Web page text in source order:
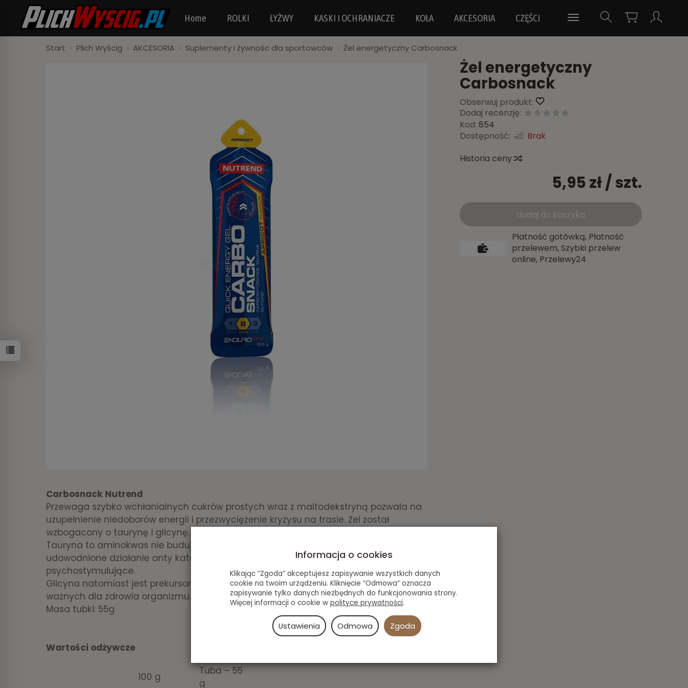
Home ROLKI ŁYŻWY KASKI I OCHRANIACZE KOŁA AKCESORIA CZĘŚCI
Start Plich Wyścig AKCESORIA Suplementy i żywnośc dla sportowców Żel energetyczny Carbosnack
Żel energetyczny
Carbosnack
Obserwuj produkt:
Dodaj recenzję:
Kod: 854
Dostępność:
Brak
Historia ceny
5,95 zł/ szt.
dodaj do koszyka
Płatność gotówką, Płatność
przelewem, Szybki przelew
online, Przelewy24
Carbosnack Nutrend
Przewaga szybko wchłanialnych cukrów prostych wraz z maltodekstryną pozwala na
uzupełnienie niedoborów energii i przezwyciężenie kryzysu na trasie. Żel został
wzbogacony o taurynę i glicynę.
Tauryna to aminokwas nie budujący mięśni choć nie mniej ważny. Posiada
udowodnione działanie anty kataboliczne, anaboliczne a wraz z kofeiną -
psychostymulujące.
Glicyna natomiast jest prekursorem kreatyny i oprócz tego pełni szereg innych funkcji
ważnych dla zdrowia organizmu.
Masa tubki: 55g
Wartości odżywcze
100 g
Tuba – 55
g
Informacja o cookies
Klikając “Zgoda” akceptujesz zapisywanie wszystkich danych
cookie na twoim urządzeniu. Kliknięcie “Odmowa” oznacza
zapisywanie tylko danych niezbędnych do funkcjonowania strony.
Więcej informacji o cookie w polityce prywatności.
Ustawienia Odmowa Zgoda